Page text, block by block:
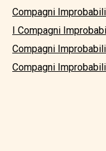
Compagni
I Compagni
Compagni
Compagni